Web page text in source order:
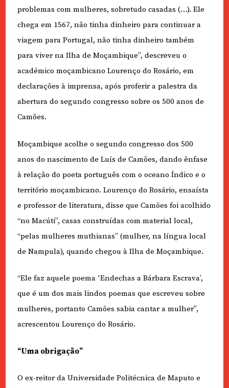
problemas com mulheres, sobretudo casadas (…). Ele
chega em 1567, não tinha dinheiro para continuar a
viagem para Portugal, não tinha dinheiro também
para viver na Ilha de Moçambique”, descreveu o
académico moçambicano Lourenço do Rosário, em
declarações à imprensa, após proferir a palestra da
abertura do segundo congresso sobre os 500 anos de
Camões.
Moçambique acolhe o segundo congresso dos 500
anos do nascimento de Luís de Camões, dando ênfase
à relação do poeta português com o oceano Índico e o
território moçambicano. Lourenço do Rosário, ensaísta
e professor de literatura, disse que Camões foi acolhido
“no Macúti”, casas construídas com material local,
“pelas mulheres muthianas” (mulher, na língua local
de Nampula), quando chegou à Ilha de Moçambique.
“Ele faz aquele poema ‛Endechas a Bárbara Escrava’,
que é um dos mais lindos poemas que escreveu sobre
mulheres, portanto Camões sabia cantar a mulher”,
acrescentou Lourenço do Rosário.
“Uma obrigação”
O ex-reitor da Universidade Politécnica de Maputo e